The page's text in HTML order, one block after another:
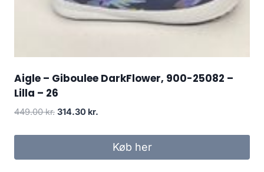
Aigle – Giboulee DarkFlower, 900-25082 –
Lilla – 26
449.00kr. Den
pris
314.30 kr.
pris
Køb her